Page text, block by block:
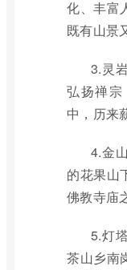
化、丰富
既有山景
3.灵
弘扬禅
中，历来
4.金
的花果山
佛教寺庙
5.灯
茶山乡南